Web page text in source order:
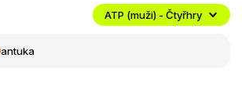
ATP (muži) - Čtyřhry
antuka